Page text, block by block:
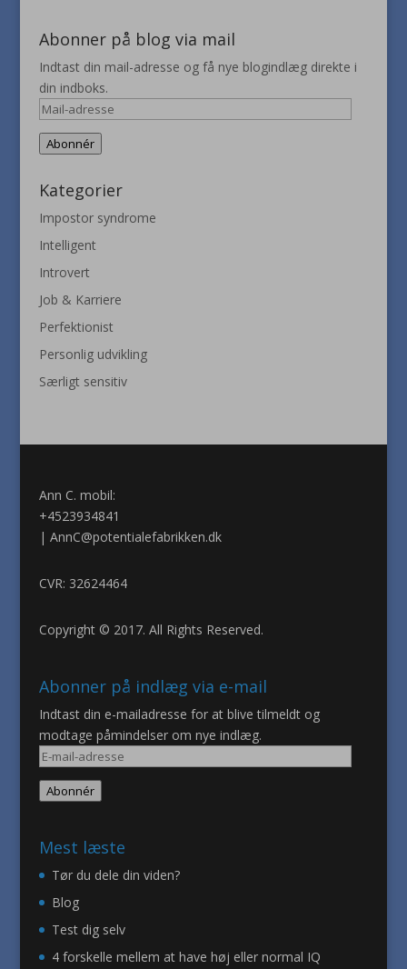
Abonner på blog via mail
Indtast din mail-adresse og få nye blogindlæg direkte i
din indboks.
Mail-
adresse
Abonnér
Kategorier
Impostor syndrome
Intelligent
Introvert
Job & Karriere
Perfektionist
Personlig udvikling
Særligt sensitiv
Ann C. mobil:
+4523934841
| AnnC@potentialefabrikken.dk
CVR: 32624464
Copyright © 2017. All Rights Reserved.
Abonner på indlæg via e-mail
Indtast din e-mailadresse for at blive tilmeldt og
modtage påmindelser om nye indlæg.
E-
adresse
Abonnér
Mest læste
Tør du dele din viden?
Blog
Test dig selv
4 forskelle mellem at have høj eller normal IQ